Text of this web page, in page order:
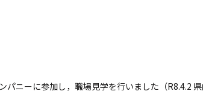
パニーに参加し，職場見学を行いました（R8.4.2 県